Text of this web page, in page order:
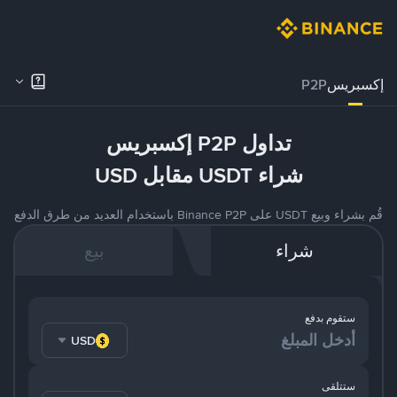
إكسبريسP2P
تداول P2P إكسبريس
شراء USDT مقابل USD
قُم بشراء وبيع USDT على Binance P2P باستخدام العديد من طرق الدفع
شراء بيع
ستقوم بدفع
USD
ستتلقى